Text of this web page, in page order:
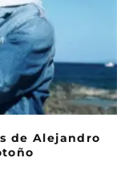
de Alejandro